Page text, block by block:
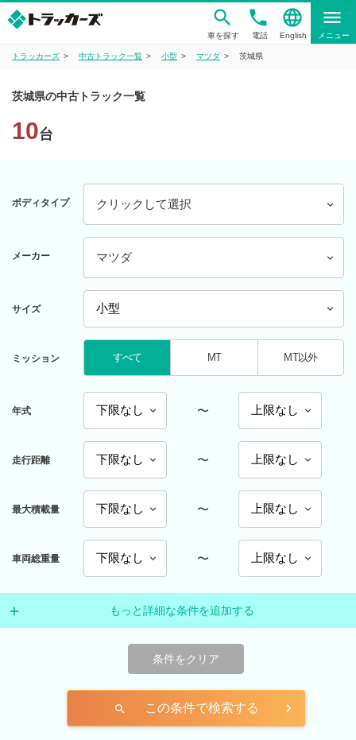
車を探す
phone
電話
language
English
menu
メニュー
トラッカーズ 中古トラック一覧 小型 マツダ 茨城県
茨城県の中古トラック一覧
10台
ボディタイプ クリックして選択
メーカー マツダ
サイズ
ミッション すべて MT MT以外
年式 〜
走行距離 〜
最大積載量 〜
車両総重量 〜
もっと詳細な条件を追加する
条件をクリア
search この条件で検索する